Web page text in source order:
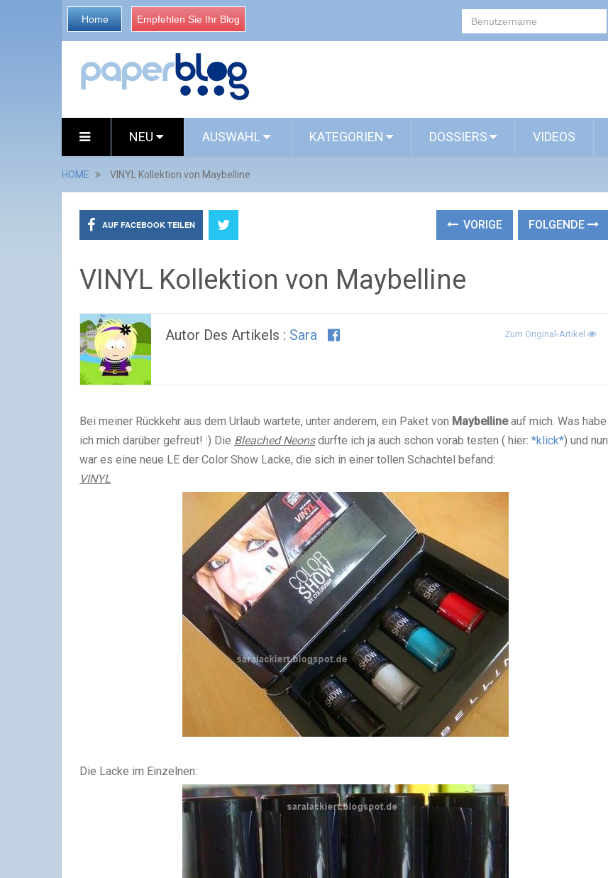
Home Empfehlen Sie Ihr Blog
NEU AUSWAHL KATEGORIEN DOSSIERS VIDEOS
HOME VINYL Kollektion von Maybelline
AUF FACEBOOK TEILEN VORIGE FOLGENDE
VINYL Kollektion von Maybelline
Autor Des Artikels : Sara Zum Original-Artikel
Bei meiner Rückkehr aus dem Urlaub wartete, unter anderem, ein Paket von Maybellineauf mich. Was habe
ich mich darüber gefreut! :) Die Bleached Neonsdurfte ich ja auch schon vorab testen ( hier: *klick*) und nun
war es eine neue LE der Color Show Lacke, die sich in einer tollen Schachtel befand:
VINYL
Die Lacke im Einzelnen: